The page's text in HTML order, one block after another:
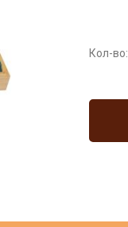
Кол-во: